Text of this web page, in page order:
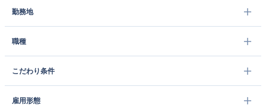
勤務地
職種
こだわり条件
雇用形態